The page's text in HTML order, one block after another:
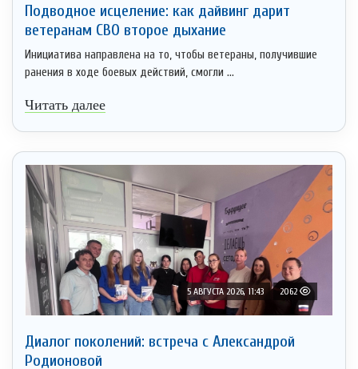
Подводное исцеление: как дайвинг дарит
ветеранам СВО второе дыхание
Инициатива направлена на то, чтобы ветераны, получившие
ранения в ходе боевых действий, смогли ...
Читать далее
5 АВГУСТА 2026, 11:43 2062
Диалог поколений: встреча с Александрой
Родионовой